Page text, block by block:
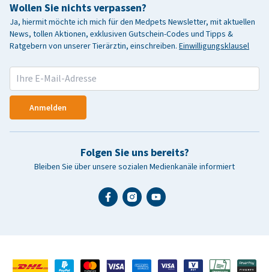
Wollen Sie nichts verpassen?
Ja, hiermit möchte ich mich für den Medpets Newsletter, mit aktuellen
News, tollen Aktionen, exklusiven Gutschein-Codes und Tipps &
Ratgebern von unserer Tierärztin, einschreiben. Einwilligungsklausel
Anmelden
Folgen Sie uns bereits?
Bleiben Sie über unsere sozialen Medienkanäle informiert